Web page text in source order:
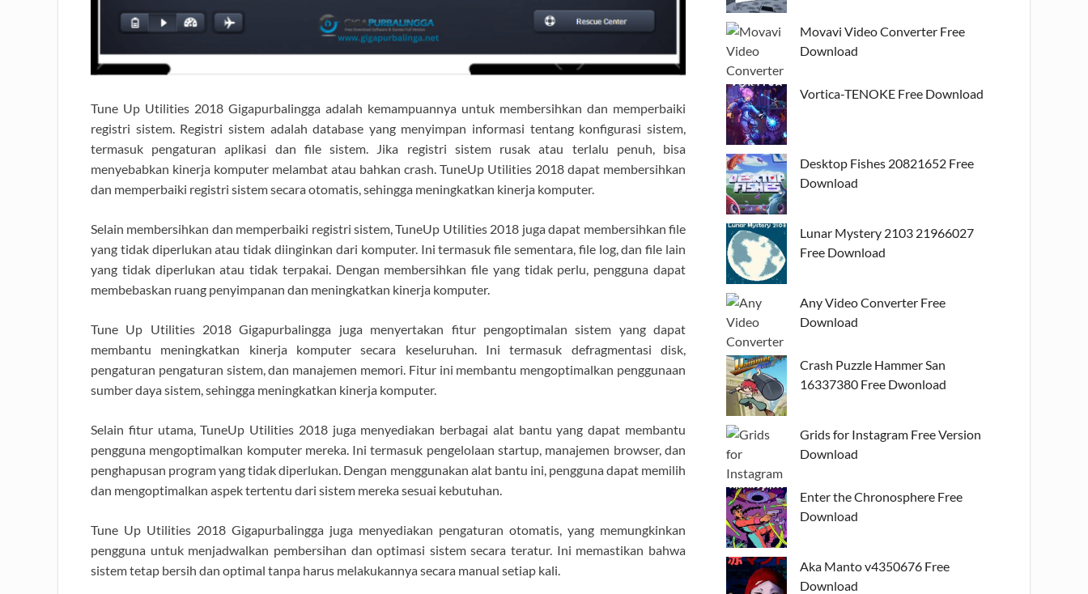
Tune Up Utilities 2018 Gigapurbalingga adalah kemampuannya untuk membersihkan dan memperbaiki
registri sistem. Registri sistem adalah database yang menyimpan informasi tentang konfigurasi sistem,
termasuk pengaturan aplikasi dan file sistem. Jika registri sistem rusak atau terlalu penuh, bisa
menyebabkan kinerja komputer melambat atau bahkan crash. TuneUp Utilities 2018 dapat membersihkan
dan memperbaiki registri sistem secara otomatis, sehingga meningkatkan kinerja komputer.
Selain membersihkan dan memperbaiki registri sistem, TuneUp Utilities 2018 juga dapat membersihkan file
yang tidak diperlukan atau tidak diinginkan dari komputer. Ini termasuk file sementara, file log, dan file lain
yang tidak diperlukan atau tidak terpakai. Dengan membersihkan file yang tidak perlu, pengguna dapat
membebaskan ruang penyimpanan dan meningkatkan kinerja komputer.
Tune Up Utilities 2018 Gigapurbalingga juga menyertakan fitur pengoptimalan sistem yang dapat
membantu meningkatkan kinerja komputer secara keseluruhan. Ini termasuk defragmentasi disk,
pengaturan pengaturan sistem, dan manajemen memori. Fitur ini membantu mengoptimalkan penggunaan
sumber daya sistem, sehingga meningkatkan kinerja komputer.
Selain fitur utama, TuneUp Utilities 2018 juga menyediakan berbagai alat bantu yang dapat membantu
pengguna mengoptimalkan komputer mereka. Ini termasuk pengelolaan startup, manajemen browser, dan
penghapusan program yang tidak diperlukan. Dengan menggunakan alat bantu ini, pengguna dapat memilih
dan mengoptimalkan aspek tertentu dari sistem mereka sesuai kebutuhan.
Tune Up Utilities 2018 Gigapurbalingga juga menyediakan pengaturan otomatis, yang memungkinkan
pengguna untuk menjadwalkan pembersihan dan optimasi sistem secara teratur. Ini memastikan bahwa
sistem tetap bersih dan optimal tanpa harus melakukannya secara manual setiap kali.
Movavi Video Converter Free
Download
Vortica-TENOKE Free Download
Desktop Fishes 20821652 Free
Download
Lunar Mystery 2103 21966027
Free Download
Any Video Converter Free
Download
Crash Puzzle Hammer San
16337380 Free Dwonload
Grids for Instagram Free Version
Download
Enter the Chronosphere Free
Download
Aka Manto v4350676 Free
Download